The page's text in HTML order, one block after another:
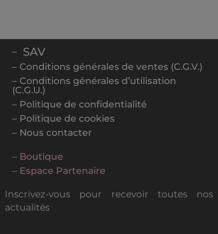
– SAV
– Conditions générales de ventes (C.G.V.)
– Conditions générales d’utilisation
(C.G.U.)
– Politique de confidentialité
– Politique de cookies
– Nous contacter
– Boutique
– Espace Partenaire
Inscrivez-vous pour recevoir toutes nos
actualités